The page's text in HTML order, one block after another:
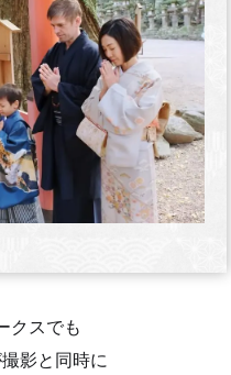
クスでも
影と同時に